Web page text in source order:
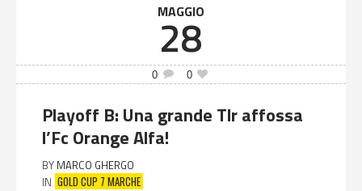
MAGGIO
28
0 0
Playoff B: Una grande Tlr affossa
l’Fc Orange Alfa!
BY MARCO GHERGO
IN GOLD CUP 7 MARCHE